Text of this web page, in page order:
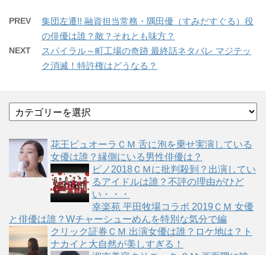
PREV
集団左遷!! 融資担当常務・隅田優（すみだすぐる）役
の俳優は誰？敵？それとも味方？
NEXT
スパイラル～町工場の奇跡 最終話ネタバレ マジテッ
ク消滅！特許権はどうなる？
テ
リ
花王ピュオーラＣＭ 舌に泡を乗せ実演している
女優は誰？縁側にいる男性俳優は？
ピノ2018ＣＭに批判殺到？出演してい
るアイドルは誰？不評の理由がひど
い・・・
幸楽苑 平田牧場コラボ 2019ＣＭ 女優
と俳優は誰？Wチャーシューめんを特別な気分で編
クリック証券ＣＭ 出演女優は誰？ロケ地は？ト
ナカイと大自然が美しすぎる！